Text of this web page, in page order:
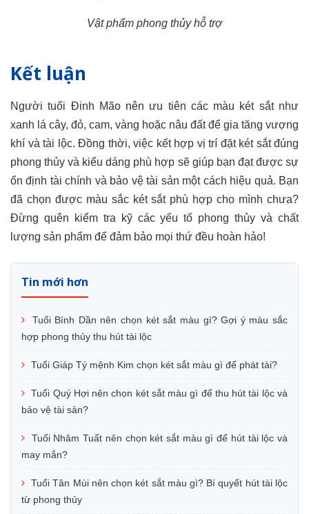
Vật phẩm phong thủy hỗ trợ
Kết luận
Người tuổi Đinh Mão nên ưu tiên các màu két sắt như
xanh lá cây, đỏ, cam, vàng hoặc nâu đất để gia tăng vượng
khí và tài lộc. Đồng thời, việc kết hợp vị trí đặt két sắt đúng
phong thủy và kiểu dáng phù hợp sẽ giúp bạn đạt được sự
ổn định tài chính và bảo vệ tài sản một cách hiệu quả. Bạn
đã chọn được màu sắc két sắt phù hợp cho mình chưa?
Đừng quên kiểm tra kỹ các yếu tố phong thủy và chất
lượng sản phẩm để đảm bảo mọi thứ đều hoàn hảo!
Tin mới hơn
Tuổi Bính Dần nên chọn két sắt màu gì? Gợi ý màu sắc
hợp phong thủy thu hút tài lộc
Tuổi Giáp Tý mệnh Kim chọn két sắt màu gì để phát tài?
Tuổi Quý Hợi nên chọn két sắt màu gì để thu hút tài lộc và
bảo vệ tài sản?
Tuổi Nhâm Tuất nên chọn két sắt màu gì để hút tài lộc và
may mắn?
Tuổi Tân Mùi nên chọn két sắt màu gì? Bí quyết hút tài lộc
từ phong thủy